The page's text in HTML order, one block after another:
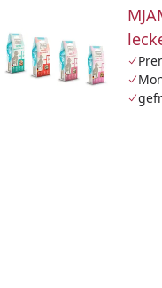
eins erhöhenlegen
eins erhöhenlegen